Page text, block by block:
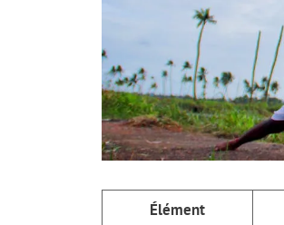
Élément